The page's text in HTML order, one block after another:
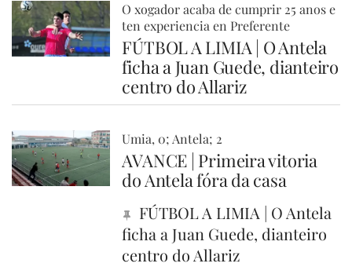
O xogador acaba de cumprir 25 anos e
ten experiencia en Preferente
FÚTBOL A LIMIA | O Antela
ficha a Juan Guede, dianteiro
centro do Allariz
Umia, 0; Antela; 2
AVANCE | Primeira vitoria
do Antela fóra da casa
FÚTBOL A LIMIA | O Antela
ficha a Juan Guede, dianteiro
centro do Allariz